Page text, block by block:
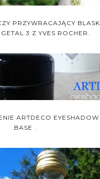
PRZYWRACAJĄCY BLASK
3 Z YVES ROCHER.
ARTDECO EYESHADOW
BASE .